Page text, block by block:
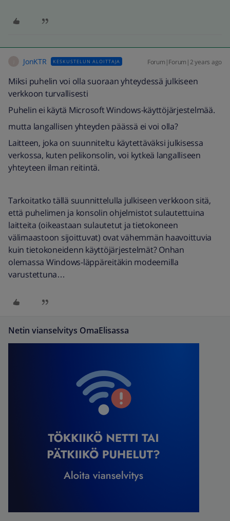
JonKTR KESKUSTELUN ALOITTAJA Forum|Forum|2 years ago
Miksi puhelin voi olla suoraan yhteydessä julkiseen
verkkoon turvallisesti
Puhelin ei käytä Microsoft Windows-käyttöjärjestelmää.
mutta langallisen yhteyden päässä ei voi olla?
Laitteen, joka on suunniteltu käytettäväksi julkisessa
verkossa, kuten pelikonsolin, voi kytkeä langalliseen
yhteyteen ilman reitintä.
Tarkoitatko tällä suunnittelulla julkiseen verkkoon sitä,
että puhelimen ja konsolin ohjelmistot sulautettuina
laitteita (oikeastaan sulautetut ja tietokoneen
välimaastoon sijoittuvat) ovat vähemmän haavoittuvia
kuin tietokoneidenn käyttöjärjestelmät? Onhan
olemassa Windows-läppäreitäkin modeemilla
varustettuna…
Netin vianselvitys OmaElisassa